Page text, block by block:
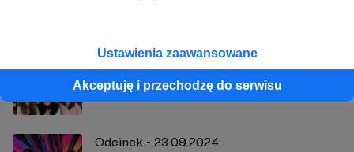
Ustawienia zaawansowane
Akceptuję i przechodzę do serwisu
Odcinek - 19.09.2024
Odcinek - 23.09.2024